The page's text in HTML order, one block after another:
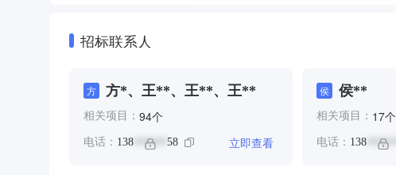
招标联系人
方 方*、王**、王**、王**
相关项目： 94个
电话： 138 ****** 58 立即查看
侯 侯**
相关项目： 17个
电话： 138******